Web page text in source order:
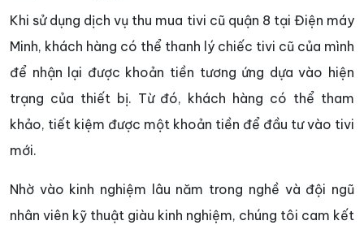
Khi sử dụng dịch vụ thu mua tivi cũ quận 8 tại Điện máy
Minh, khách hàng có thể thanh lý chiếc tivi cũ của mình
để nhận lại được khoản tiền tương ứng dựa vào hiện
trạng của thiết bị. Từ đó, khách hàng có thể tham
khảo, tiết kiệm được một khoản tiền để đầu tư vào tivi
mới.
Nhờ vào kinh nghiệm lâu năm trong nghề và đội ngũ
nhân viên kỹ thuật giàu kinh nghiệm, chúng tôi cam kết